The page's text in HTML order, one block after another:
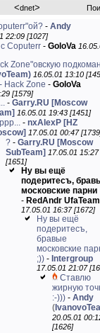
<dnet>
- Andy
22:09 [1027]
Coputerr - GoloVa
Zone"овскую
16.05.01 13:10
Hack Zone - GoloVa
[1579]
- Garry.RU [Moscow
16.05.01 19:43 [1451]
- nxAlexP [HZ
17.05.01 00:47
? - Garry.RU [Moscow
SubTeam] 17.05.01 15:27
[1651]
Ну вы ещё
подеритесъ,
московские парни
- RedAndr UfaTeam
17.05.01 16:37 [1672]
Ну вы ещё
подеритесъ,
бравые
московские
;)) - Intergroup
17.05.01 21:07
Ставлю
жирную
:-))) - Andy
(
20.05.01
[1626]